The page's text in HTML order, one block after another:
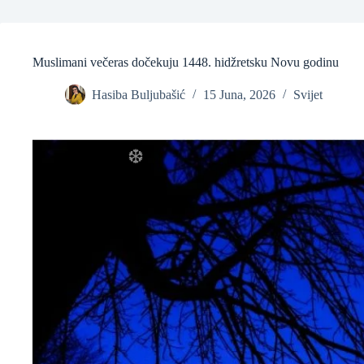
Muslimani večeras dočekuju 1448. hidžretsku Novu godinu
Hasiba Buljubašić 15 Juna, 2026 Svijet
❆
❆